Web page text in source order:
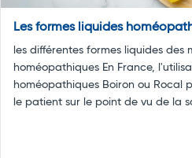
Les formes liquides
les différentes formes liquides des
homéopathiques En France,
homéopathiques Boiron ou Rocal
le patient sur le point de vu de la